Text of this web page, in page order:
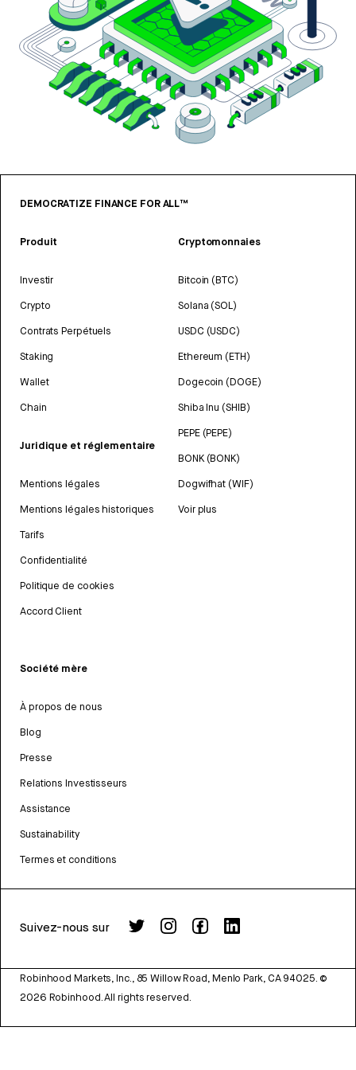
DEMOCRATIZE FINANCE FOR ALL™
Produit
Investir
Crypto
Contrats Perpétuels
Staking
Wallet
Chain
Juridique et réglementaire
Mentions légales
Mentions légales historiques
Tarifs
Confidentialité
Politique de cookies
Accord Client
Cryptomonnaies
Bitcoin (BTC)
Solana (SOL)
USDC (USDC)
Ethereum (ETH)
Dogecoin (DOGE)
Shiba Inu (SHIB)
PEPE (PEPE)
BONK (BONK)
Dogwifhat (WIF)
Voir plus
Société mère
À propos de nous
Blog
Presse
Relations Investisseurs
Assistance
Sustainability
Termes et conditions
Suivez-nous sur
Robinhood Markets, Inc., 85 Willow Road, Menlo Park, CA 94025. ©
2026 Robinhood. All rights reserved.